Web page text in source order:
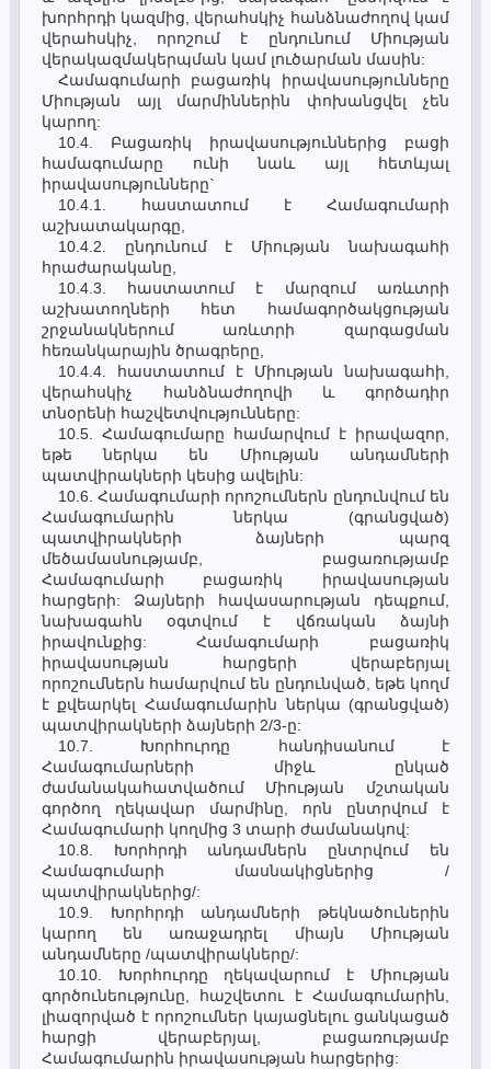
խորհրդի կազմից, վերահսկիչ հանձնաժողով կամ
վերահսկիչ, որոշում է ընդունում Միության
վերակազմակերպման կամ լուծարման մասին:
Համագումարի բացառիկ իրավասությունները
Միության այլ մարմիններին փոխանցվել չեն
կարող:
10.4. Բացառիկ իրավասություններից բացի
համագումարը ունի նաև այլ հետևյալ
իրավասությունները`
10.4.1. հաստատում է Համագումարի
աշխատակարգը,
10.4.2. ընդունում է Միության նախագահի
հրաժարականը,
10.4.3. հաստատում է մարզում առևտրի
աշխատողների հետ համագործակցության
շրջանակներում առևտրի զարգացման
հեռանկարային ծրագրերը,
10.4.4. հաստատում է Միության նախագահի,
վերահսկիչ հանձնաժողովի և գործադիր
տնօրենի հաշվետվությունները:
10.5. Համագումարը համարվում է իրավազոր,
եթե ներկա են Միության անդամների
պատվիրակների կեսից ավելին:
10.6. Համագումարի որոշումներն ընդունվում են
Համագումարին ներկա (գրանցված)
պատվիրակների ձայների պարզ
մեծամասնությամբ, բացառությամբ
Համագումարի բացառիկ իրավասության
հարցերի: Ձայների հավասարության դեպքում,
նախագահն օգտվում է վճռական ձայնի
իրավունքից: Համագումարի բացառիկ
իրավասության հարցերի վերաբերյալ
որոշումներն համարվում են ընդունված, եթե կողմ
է քվեարկել Համագումարին ներկա (գրանցված)
պատվիրակների ձայների 2/3-ը:
10.7. Խորհուրդը հանդիսանում է
Համագումարների միջև ընկած
ժամանակահատվածում Միության մշտական
գործող ղեկավար մարմինը, որն ընտրվում է
Համագումարի կողմից 3 տարի ժամանակով:
10.8. Խորհրդի անդամներն ընտրվում են
Համագումարի մասնակիցներից /
պատվիրակներից/:
10.9. Խորհրդի անդամների թեկնածուներին
կարող են առաջադրել միայն Միության
անդամները /պատվիրակները/:
10.10. Խորհուրդը ղեկավարում է Միության
գործունեությունը, հաշվետու է Համագումարին,
լիազորված է որոշումներ կայացնելու ցանկացած
հարցի վերաբերյալ, բացառությամբ
Համագումարին իրավասության հարցերից: